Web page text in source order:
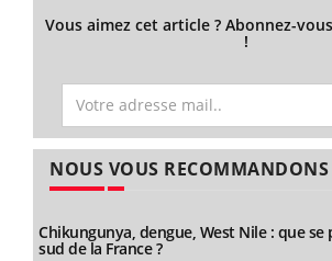
Vous aimez cet article ? Abonnez-
!
NOUS VOUS RECOMMANDONS
Chikungunya, dengue, West Nile : que se
sud de la France ?